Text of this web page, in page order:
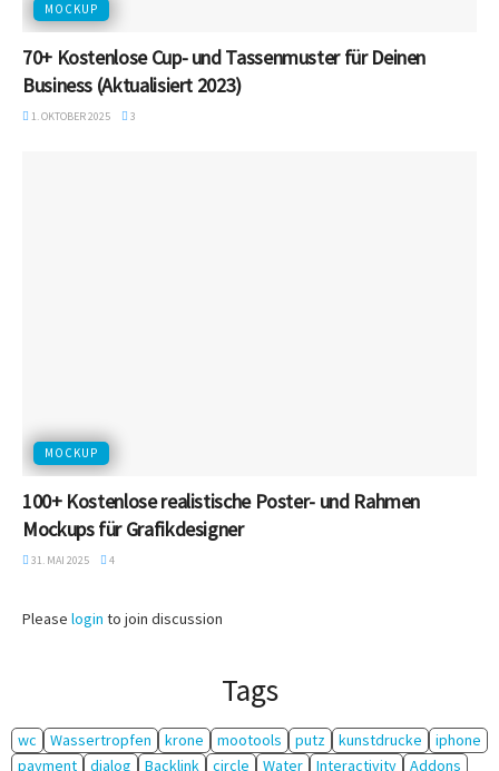
MOCKUP
70+ Kostenlose Cup- und Tassenmuster für Deinen
Business (Aktualisiert 2023)
1. OKTOBER 2025 3
MOCKUP
100+ Kostenlose realistische Poster- und Rahmen
Mockups für Grafikdesigner
31. MAI 2025 4
Please login to join discussion
Tags
wc Wassertropfen krone mootools putz kunstdrucke
iphone
payment
dialog Backlink circle Water Interactivity Addons